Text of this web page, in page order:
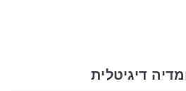
דיגיטלית